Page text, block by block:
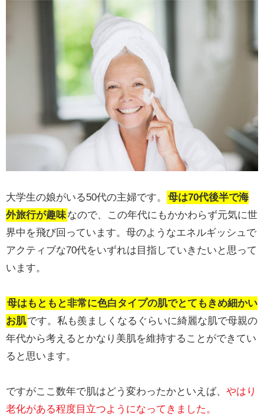
大学生の娘がいる50代の主婦です。
母は70代後半で海
外旅行が趣味なので、この年代にもかかわらず元気に世
界中を飛び回っています。母のようなエネルギッシュで
アクティブな70代をいずれは目指していきたいと思って
います。
母はもともと非常に色白タイプの肌でとてもきめ細かい
お肌です。私も羨ましくなるぐらいに綺麗な肌で母親の
年代から考えるとかなり美肌を維持することができてい
ると思います。
ですがここ数年で肌はどう変わったかといえば、 やはり
老化がある程度目立つようになってきました。